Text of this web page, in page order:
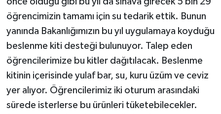
öğrencimizin tamamı için su tedarik ettik. Bunun
yanında Bakanlığımızın bu yıl uygulamaya koyduğu
beslenme kiti desteği bulunuyor. Talep eden
öğrencilerimize bu kitler dağıtılacak. Beslenme
kitinin içerisinde yulaf bar, su, kuru üzüm ve ceviz
yer alıyor. Öğrencilerimiz iki oturum arasındaki
sürede isterlerse bu ürünleri tüketebilecekler.